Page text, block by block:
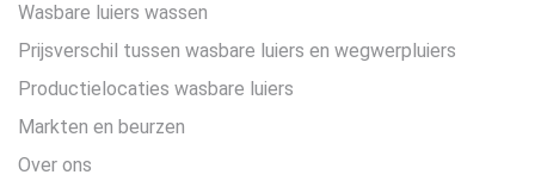
Wasbare luiers wassen
Prijsverschil tussen wasbare luiers en wegwerpluiers
Productielocaties wasbare luiers
Markten en beurzen
Over ons